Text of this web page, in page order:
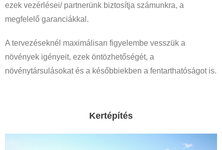
ezek vezérlései/ partnerünk biztosítja számunkra, a
megfelelő garanciákkal.
A tervezéseknél maximálisan figyelembe vesszük a
növények igényeit, ezek öntözhetőségét, a
növénytársulásokat és a későbbiekben a fentarthatóságot is.
Kertépítés